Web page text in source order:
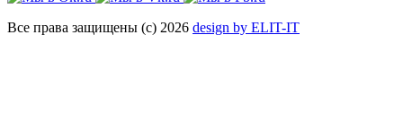
Все права защищены (с) 2026 design by ELIT-IT